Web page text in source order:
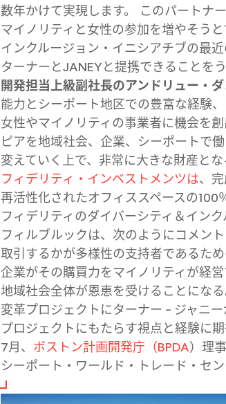
数年かけて​実現します。​ この​パートナ
マイノリティと​女性の​参加を​増や​そう
インクルージョン・イニシアチブの​最近
ターナーと​JANEYと​提携できる​ことを​
開発担当上級副社長の​アンドリュー・
能力と​シーポート地区での​豊富な​経験
女性や​マイノリティの​事業者に​機会を​
ピアを​地域社会、​企業、​シーポートで​
変えていく​上で、​非常に​大きな​財産と​な
フィデリティ・インベストメンツは、​完
再活性化された​オフィススペースの​100
フィデリティの​ダイバーシティ＆イン
フィルブルックは、​次のように​コメント
取引するかが​多様性の​支持者である​た
企業が​その​購買力を​マイノリティが​経
地域社会全体が​恩恵を​受ける​ことにな
変革プロジェクトに​ターナー – ジャニ
プロジェクトにもたらす視点と​経験に​期
7月、 ​ボストン計画開発庁​（BPDA）​理
シーポート・ワールド・トレード・​セ